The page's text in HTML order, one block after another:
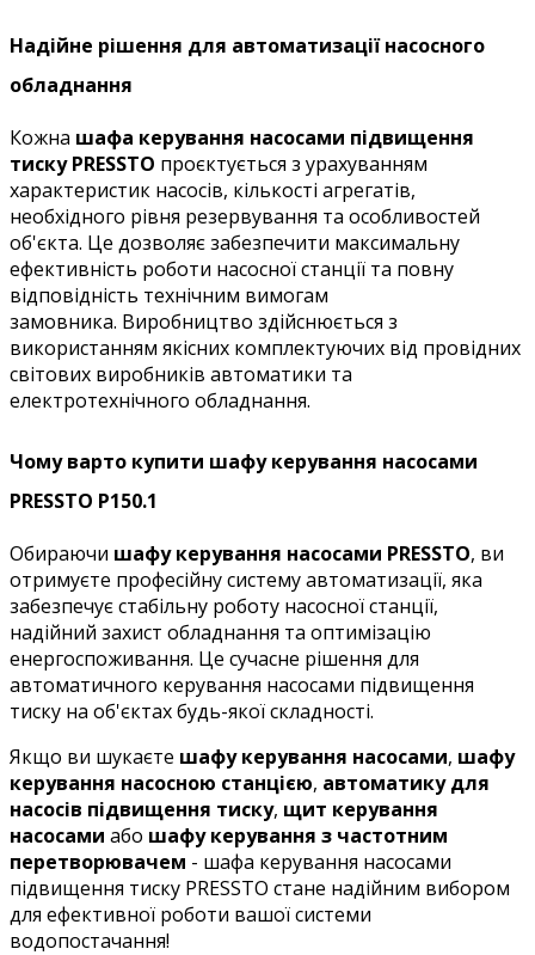
Надійне рішення для автоматизації насосного
обладнання
Кожна шафа керування насосами підвищення
тиску PRESSTO проєктується з урахуванням
характеристик насосів, кількості агрегатів,
необхідного рівня резервування та особливостей
об'єкта. Це дозволяє забезпечити максимальну
ефективність роботи насосної станції та повну
відповідність технічним вимогам
замовника. Виробництво здійснюється з
використанням якісних комплектуючих від провідних
світових виробників автоматики та
електротехнічного обладнання.
Чому варто купити шафу керування насосами
PRESSTO P150.1
Обираючи шафу керування насосами PRESSTO, ви
отримуєте професійну систему автоматизації, яка
забезпечує стабільну роботу насосної станції,
надійний захист обладнання та оптимізацію
енергоспоживання. Це сучасне рішення для
автоматичного керування насосами підвищення
тиску на об'єктах будь-якої складності.
Якщо ви шукаєте шафу керування насосами, шафу
керування насосною станцією, автоматику для
насосів підвищення тиску, щит керування
насосами або шафу керування з частотним
перетворювачем - шафа керування насосами
підвищення тиску PRESSTO стане надійним вибором
для ефективної роботи вашої системи
водопостачання!